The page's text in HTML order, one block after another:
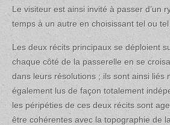
Le visiteur est ainsi invité à passer d’un
temps à un autre en choisissant tel ou
Les deux récits principaux se déploient
chaque côté de la passerelle en se
dans leurs résolutions ; ils sont ainsi liés
également lus de façon totalement
les péripéties de ces deux récits sont
être cohérentes avec la topographie de